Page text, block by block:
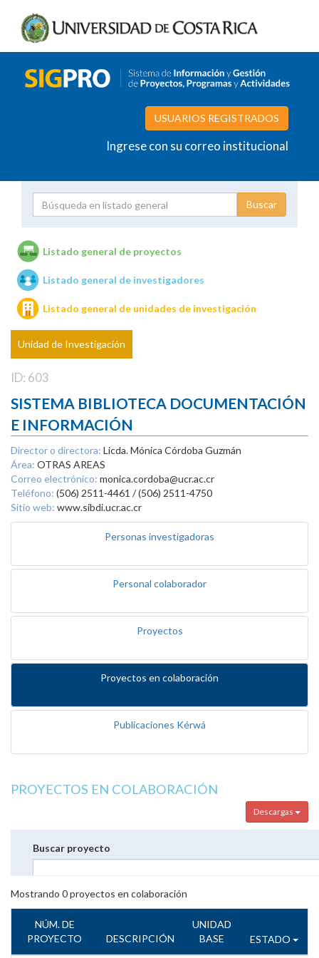
USUARIOS REGISTRADOS
Ingrese con su correo institucional
Unidades de investigación
Listado general de proyectos
Listado general de investigadores
Listado general de unidades de investigación
Unidad de Investigación
ID: 603
SISTEMA BIBLIOTECA DOCUMENTACIÓN
E INFORMACIÓN
Director o directora: Licda. Mónica Córdoba Guzmán
Área: OTRAS AREAS
Correo electrónico: monica.cordoba@ucr.ac.cr
Teléfono: (506) 2511-4461 / (506) 2511-4750
Sitio web: www.sibdi.ucr.ac.cr
Personas investigadoras
Personal colaborador
Proyectos
Proyectos en colaboración
Publicaciones Kérwá
PROYECTOS EN COLABORACIÓN
Descargas
Buscar proyecto
Mostrando 0proyectos en colaboración
NÚM. DE
PROYECTO
DESCRIPCIÓN
UNIDAD
BASE
ESTADO